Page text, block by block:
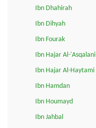
Ibn Dhahirah
Ibn Dihyah
Ibn Fourak
Ibn Hajar Al-'Asqalani
Ibn Hajar Al-Haytami
Ibn Hamdan
Ibn Houmayd
Ibn Jahbal